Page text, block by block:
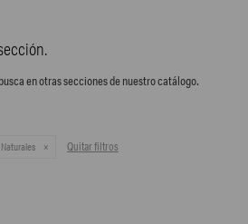
en otras secciones de nuestro catálogo.
Naturales Quitar filtros